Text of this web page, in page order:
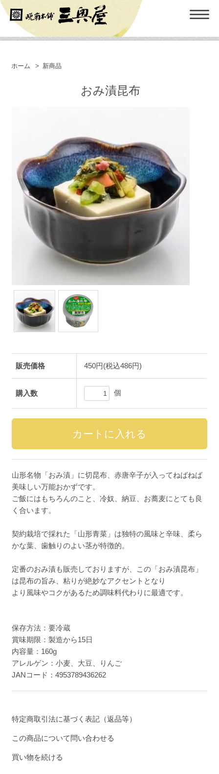
ホーム > 新商品
おみ漬昆布
販売価格 450円(税込486円)
購入数 個
山形名物「おみ漬」に切昆布、赤唐辛子が入ってねばねば
美味しい万能おかずです。
ご飯にはもちろんのこと、冷奴、納豆、お蕎麦にとても良
く合います。
契約栽培で採れた「山形青菜」は独特の風味と辛味、柔ら
かな葉、歯触りのよい茎が特徴的。
定番のおみ漬も販売しておりますが、この「おみ漬昆布」
は昆布の旨み、粘りが絶妙なアクセントとなり
より風味やコクがあるため調味料代わりに最適です。
保存方法：要冷蔵
賞味期限：製造から15日
内容量：160g
アレルゲン：小麦、大豆、りんご
JANコード：4953789436262
特定商取引法に基づく表記（返品等）
この商品について問い合わせる
買い物を続ける